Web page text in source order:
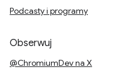
Podcasty i programy
Obserwuj
@ChromiumDev na X